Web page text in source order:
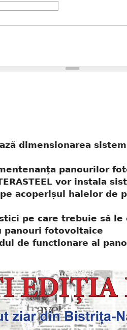
dimensionarea
panourilor
vor instala
acoperișul halelor de
pe care trebuie să le
panouri fotovoltaice
de functionare al